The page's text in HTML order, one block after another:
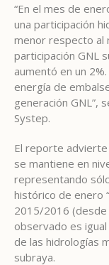
“En el mes de
una participación
menor respecto al
participación GNL
aumentó en un
energía de
generación GNL”,
Systep.
El reporte advierte
se mantiene en
representando
histórico de enero
2015/2016 (desde
observado es
de las hidrologías
subraya.